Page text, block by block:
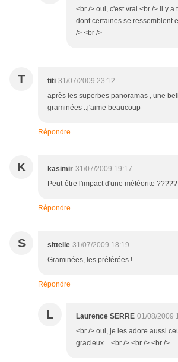
<br /> oui, c'est vrai.<br /> il y
dont certaines se ressemblent
/> <br />
T titi 31/07/2009 23:12
après les superbes panoramas , une
graminées ..j'aime beaucoup
Répondre
K kasimir 31/07/2009 19:17
Peut-être l'impact d'une météorite ?????
Répondre
S sittelle 31/07/2009 18:19
Graminées, les préférées !
Répondre
L Laurence SERRE 01/08/2009
<br /> oui, je les adore aussi
gracieux ...<br /> <br /> <br />